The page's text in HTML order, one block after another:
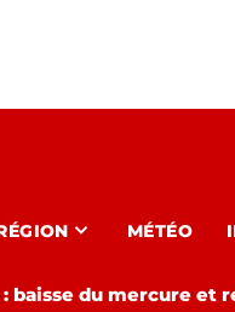
expand_more MÉTÉO
baisse du mercure et